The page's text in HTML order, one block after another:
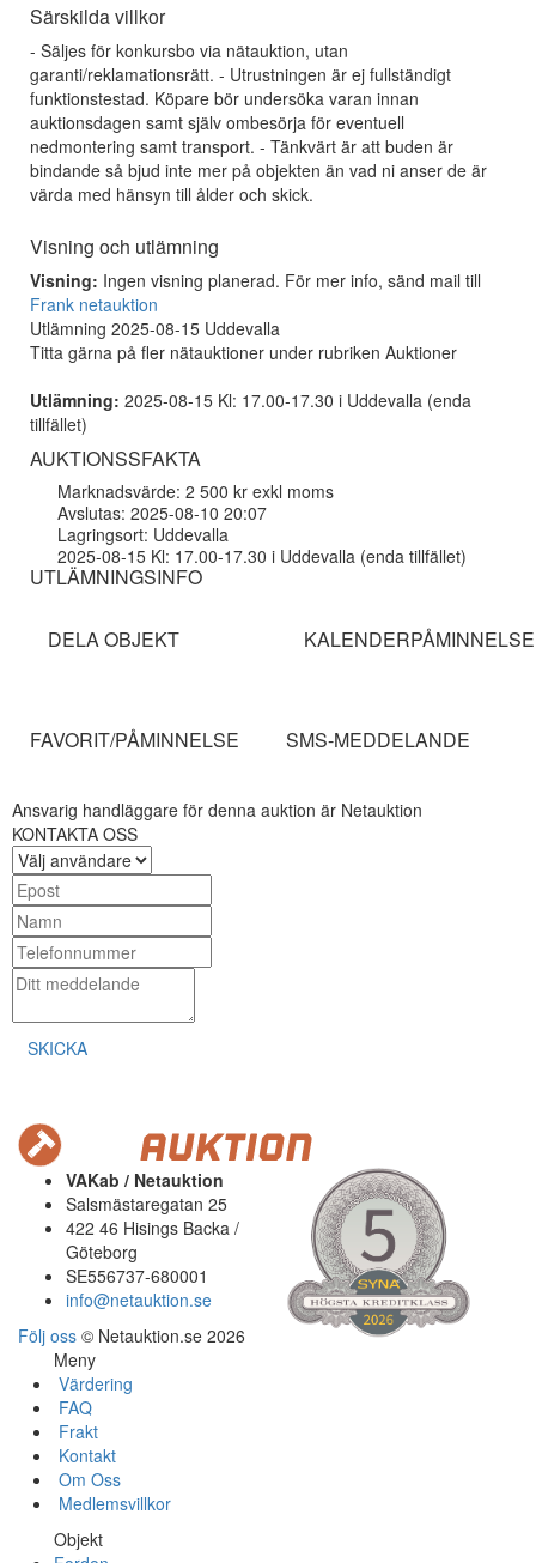
Särskilda villkor
- Säljes för konkursbo via nätauktion, utan
garanti/reklamationsrätt. - Utrustningen är ej fullständigt
funktionstestad. Köpare bör undersöka varan innan
auktionsdagen samt själv ombesörja för eventuell
nedmontering samt transport. - Tänkvärt är att buden är
bindande så bjud inte mer på objekten än vad ni anser de är
värda med hänsyn till ålder och skick.
Visning och utlämning
Visning: Ingen visning planerad. För mer info, sänd mail till
Frank netauktion
Utlämning 2025-08-15 Uddevalla
Titta gärna på fler nätauktioner under rubriken Auktioner
Utlämning: 2025-08-15 Kl: 17.00-17.30 i Uddevalla (enda
tillfället)
AUKTIONSSFAKTA
Marknadsvärde: 2 500 kr exkl moms
Avslutas: 2025-08-10 20:07
Lagringsort: Uddevalla
2025-08-15 Kl: 17.00-17.30 i Uddevalla (enda tillfället)
UTLÄMNINGSINFO
DELA OBJEKT KALENDERPÅMINNELSE
FAVORIT/PÅMINNELSE SMS-MEDDELANDE
Ansvarig handläggare för denna auktion är Netauktion
KONTAKTA OSS
SKICKA
VAKab / Netauktion
Salsmästaregatan 25
422 46 Hisings Backa /
Göteborg
SE556737-680001
info@netauktion.se
Följ oss © Netauktion.se 2026
Meny
Värdering
FAQ
Frakt
Kontakt
Om Oss
Medlemsvillkor
Objekt